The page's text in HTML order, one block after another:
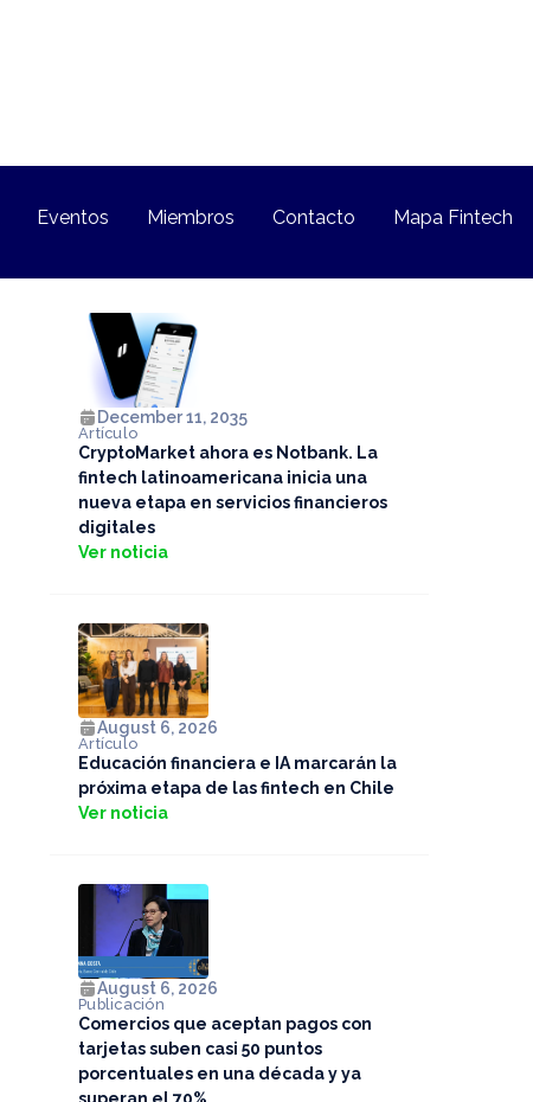
Eventos Miembros Contacto Mapa Fintech
December 11, 2035
Artículo
CryptoMarket ahora es Notbank. La
fintech latinoamericana inicia una
nueva etapa en servicios financieros
digitales
Ver noticia
August 6, 2026
Artículo
Educación financiera e IA marcarán la
próxima etapa de las fintech en Chile
Ver noticia
August 6, 2026
Publicación
Comercios que aceptan pagos con
tarjetas suben casi 50 puntos
porcentuales en una década y ya